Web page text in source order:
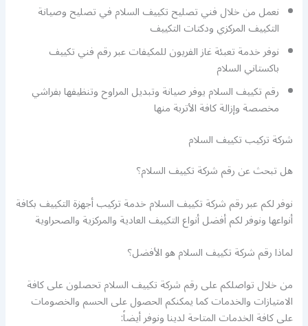
نعمل من خلال فني تصليح تكييف السلام في تصليح وصيانة
التكييف المركزي ودكتات التكييف
نوفر خدمة تعبئة غاز الفريون للمكيفات عبر رقم فني تكييف
باكستاني السلام
رقم تكييف السلام يوفر صيانة وتبديل المراوح وتنظيفها بفراشي
مخصصة وإزالة كافة الأتربة منها
شركة تركيب تكييف السلام
هل تبحث عن رقم شركة تكييف السلام؟
نوفر لكم عبر رقم شركة تكييف السلام خدمة تركيب أجهزة التكييف بكافة
أنواعها ونوفر لكم أفضل أنواع التكييف العادية والمركزية والصحراوية
لماذا رقم شركة تكييف السلام هو الأفضل؟
من خلال تواصلكم على رقم شركة تكييف السلام تحصلون على كافة
الامتيازات والخدمات كما يمكنكم الحصول على الحسم والخصومات
على كافة الخدمات المتاحة لدينا ونوفر أيضاً: